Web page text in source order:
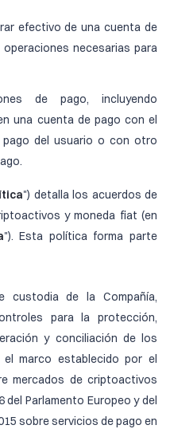
efectivo de una cuenta de
necesarias para
de pago, incluyendo
una cuenta de pago con el
del usuario o con otro
") detalla los acuerdos de
y moneda fiat (en
"). Esta política forma parte
custodia de la Compañía,
para la protección,
y conciliación de los
marco establecido por el
mercados de criptoactivos
del Parlamento Europeo y del
sobre servicios de pago en